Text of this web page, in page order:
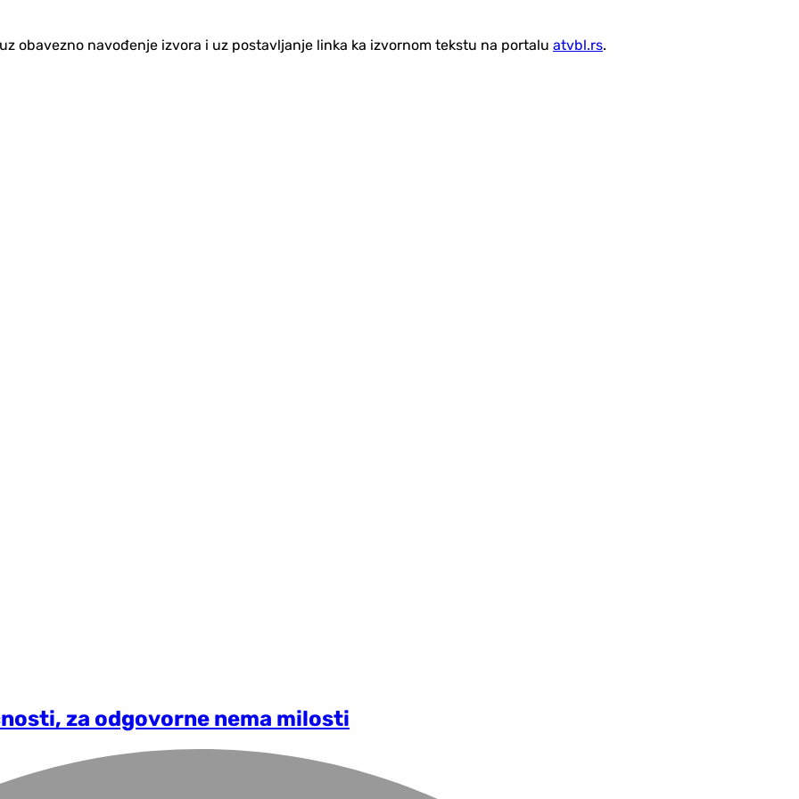
obavezno navođenje izvora i uz postavljanje linka ka izvornom tekstu na portalu atvbl.rs.
za odgovorne nema milosti